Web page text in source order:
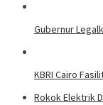
Gubernur
KBRI Cairo
Rokok Elektrik